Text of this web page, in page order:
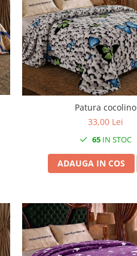
Patura cocolino
33,00 Lei
65 IN STOC
ADAUGA IN COS